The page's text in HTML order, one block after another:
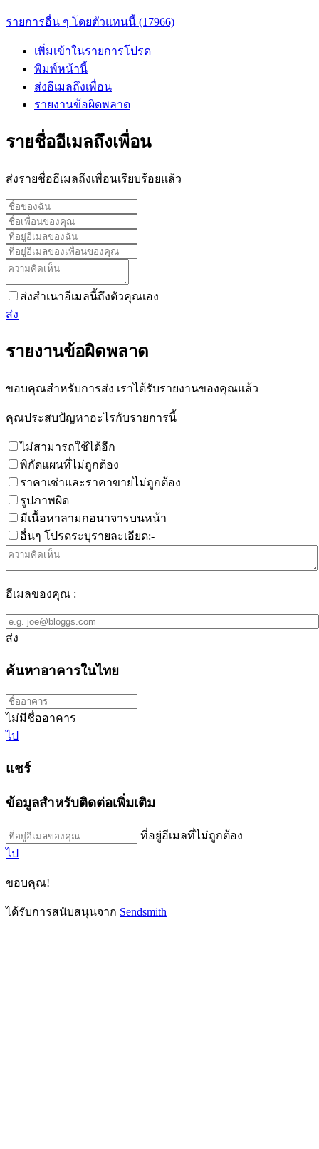
รายการอื่น ๆ โดยตัวแทนนี้ (17966)
เพิ่มเข้าในรายการโปรด
พิมพ์หน้านี้
ส่งอีเมลถึงเพื่อน
รายงานข้อผิดพลาด
รายชื่ออีเมลถึงเพื่อน
ส่งรายชื่ออีเมลถึงเพื่อนเรียบร้อยแล้ว
ส่งสำเนาอีเมลนี้ถึงตัวคุณเอง
ส่ง
รายงานข้อผิดพลาด
ขอบคุณสำหรับการส่ง เราได้รับรายงานของคุณแล้ว
คุณประสบปัญหาอะไรกับรายการนี้
ไม่สามารถใช้ได้อีก
พิกัดแผนที่ไม่ถูกต้อง
ราคาเช่าและราคาขายไม่ถูกต้อง
รูปภาพผิด
มีเนื้อหาลามกอนาจารบนหน้า
อื่นๆ โปรดระบุรายละเอียด:-
อีเมลของคุณ :
ส่ง
ค้นหาอาคารในไทย
ไม่มีชื่ออาคาร
ไป
แชร์
ข้อมูลสำหรับติดต่อเพิ่มเติม
ที่อยู่อีเมลที่ไม่ถูกต้อง
ไป
ขอบคุณ!
ได้รับการสนับสนุนจาก Sendsmith